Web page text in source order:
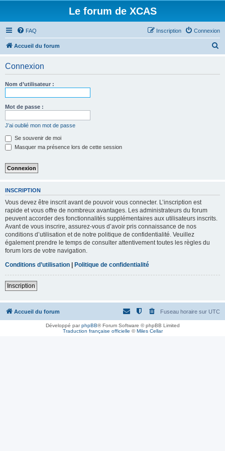
Le forum de XCAS
FAQ Connexion
Inscription
Accueil du forum
Connexion
Nom d’utilisateur :
Mot de passe :
J’ai oublié mon mot de passe
Se souvenir de moi
Masquer ma présence lors de cette session
INSCRIPTION
Vous devez être inscrit avant de pouvoir vous connecter. L’inscription est
rapide et vous offre de nombreux avantages. Les administrateurs du forum
peuvent accorder des fonctionnalités supplémentaires aux utilisateurs inscrits.
Avant de vous inscrire, assurez-vous d’avoir pris connaissance de nos
conditions d’utilisation et de notre politique de confidentialité. Veuillez
également prendre le temps de consulter attentivement toutes les règles du
forum lors de votre navigation.
Conditions d’utilisation | Politique de confidentialité
Inscription
Accueil du forum Fuseau horaire sur UTC
Développé parphpBB® Forum Software © phpBB Limited
Traduction française officielle ©Miles Cellar